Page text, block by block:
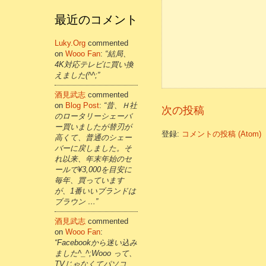
次の投稿
登録: コメントの投稿 (Atom)
最近のコメント
Luky.org commented
on Wooo Fan: “結局、
4K対応テレビに買い換
えました(^^;”
酒見武志 commented
on Blog Post: “昔、Ｈ社
のロータリーシェーバ
ー買いましたが替刃が
高くて、普通のシェー
バーに戻しました。そ
れ以来、年末年始のセ
ールで¥3,000を目安に
毎年、買っています
が、1番いいブランドは
ブラウン …”
酒見武志 commented
on Wooo Fan:
“Facebookから迷い込み
ました^_^;Wooo って、
TVじゃなくてパソコ